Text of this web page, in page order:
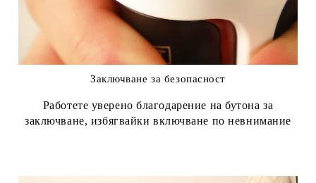
Заключване за безопасност
Работете уверено благодарение на бутона за
заключване, избягвайки включване по невнимание